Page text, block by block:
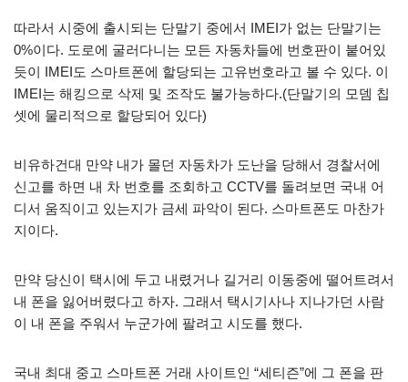
따라서 시중에 출시되는 단말기 중에서 IMEI가 없는 단말기는
0%이다. 도로에 굴러다니는 모든 자동차들에 번호판이 붙어있
듯이 IMEI도 스마트폰에 할당되는 고유번호라고 볼 수 있다. 이
IMEI는 해킹으로 삭제 및 조작도 불가능하다.(단말기의 모뎀 칩
셋에 물리적으로 할당되어 있다)
비유하건대 만약 내가 몰던 자동차가 도난을 당해서 경찰서에
신고를 하면 내 차 번호를 조회하고 CCTV를 돌려보면 국내 어
디서 움직이고 있는지가 금세 파악이 된다. 스마트폰도 마찬가
지이다.
만약 당신이 택시에 두고 내렸거나 길거리 이동중에 떨어트려서
내 폰을 잃어버렸다고 하자. 그래서 택시기사나 지나가던 사람
이 내 폰을 주워서 누군가에 팔려고 시도를 했다.
국내 최대 중고 스마트폰 거래 사이트인 “세티즌”에 그 폰을 판